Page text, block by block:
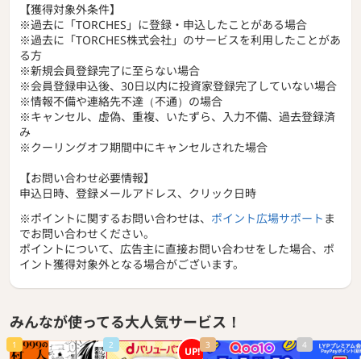
【獲得対象外条件】
※過去に「TORCHES」に登録・申込したことがある場合
※過去に「TORCHES株式会社」のサービスを利用したことがあ
る方
※新規会員登録完了に至らない場合
※会員登録申込後、30日以内に投資家登録完了していない場合
※情報不備や連絡先不達（不通）の場合
※キャンセル、虚偽、重複、いたずら、入力不備、過去登録済
み
※クーリングオフ期間中にキャンセルされた場合
【お問い合わせ必要情報】
申込日時、登録メールアドレス、クリック日時
※ポイントに関するお問い合わせは、 ポイント広場サポート ま
でお問い合わせください。
ポイントについて、広告主に直接お問い合わせをした場合、ポ
イント獲得対象外となる場合がございます。
みんなが使ってる大人気サービス！
1 2 UP! 3 4